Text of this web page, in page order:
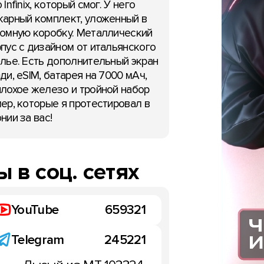
планшеты Xperia
XZ2 Tablet Compact?
2018
Предзаказ на Sony
XZ2 Compact в России:
Infinix, который смог. У него
комплект, уложенный в
коробку. Металлический
с дизайном от итальянского
Есть дополнительный экран
eSIM, батарея на 7000 мАч,
железо и тройной набор
которые я протестировал в
за вас!
в соц. сетях
YouTube
659321
Telegram
245221